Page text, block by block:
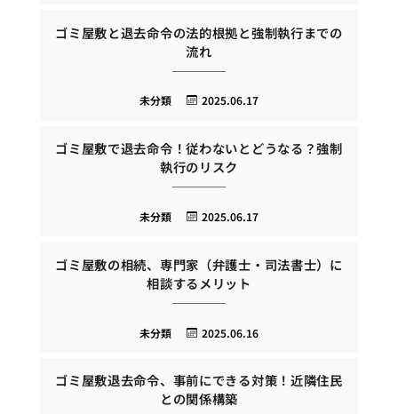
ゴミ屋敷と退去命令の法的根拠と強制執行までの
流れ
2025.06.17
未分類
ゴミ屋敷で退去命令！従わないとどうなる？強制
執行のリスク
2025.06.17
未分類
ゴミ屋敷の相続、専門家（弁護士・司法書士）に
相談するメリット
2025.06.16
未分類
ゴミ屋敷退去命令、事前にできる対策！近隣住民
との関係構築